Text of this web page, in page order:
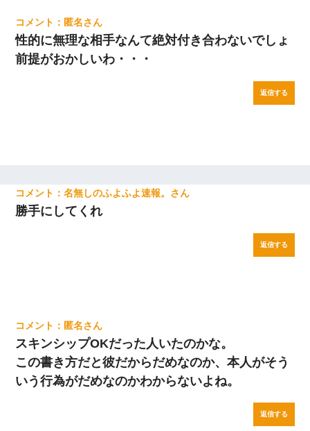
匿名
性的に無理な相手なんて絶対付き合わないでしょ
前提がおかしいわ・・・
返信する
名無しのふよふよ速報。
勝手にしてくれ
返信する
匿名
スキンシップOKだった人いたのかな。
この書き方だと彼だからだめなのか、本人がそう
いう行為がだめなのかわからないよね。
返信する